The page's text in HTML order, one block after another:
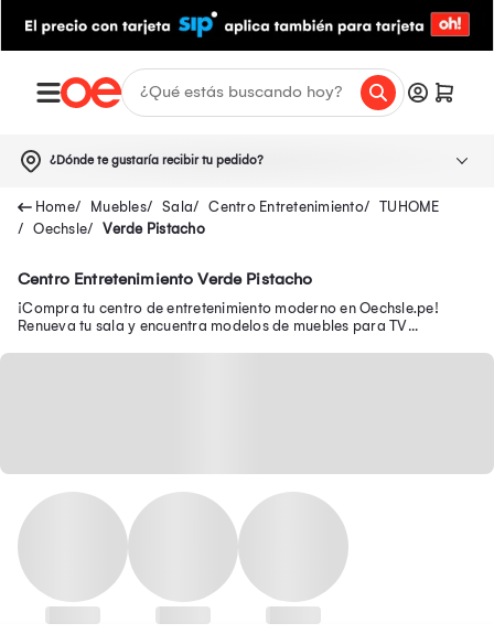
¿Dónde te gustaría recibir tu pedido?
Muebles Sala Centro Entretenimiento
TUHOME
Oechsle
Verde Pistacho
Centro Entretenimiento Verde Pistacho
¡Compra tu centro de entretenimiento moderno en Oechsle.pe!
Renueva tu sala y encuentra modelos de muebles para TV